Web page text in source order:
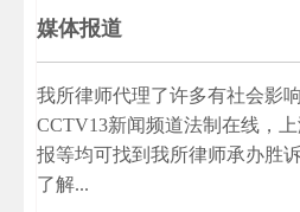
媒体报道
我所律师代理了许多有社会影
CCTV13新闻频道法制在线，
报等均可找到我所律师承办胜
了解...